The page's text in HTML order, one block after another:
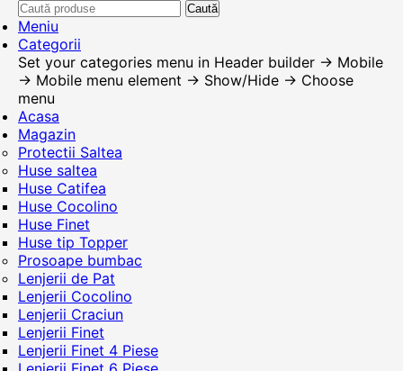
Caută
Meniu
Categorii
Set your categories menu in Header builder -> Mobile
-> Mobile menu element -> Show/Hide -> Choose
menu
Acasa
Magazin
Protectii Saltea
Huse saltea
Huse Catifea
Huse Cocolino
Huse Finet
Huse tip Topper
Prosoape bumbac
Lenjerii de Pat
Lenjerii Cocolino
Lenjerii Craciun
Lenjerii Finet
Lenjerii Finet 4 Piese